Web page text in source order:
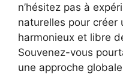
n’hésitez pas à
naturelles pour créer
harmonieux et libre
Souvenez-vous
une approche